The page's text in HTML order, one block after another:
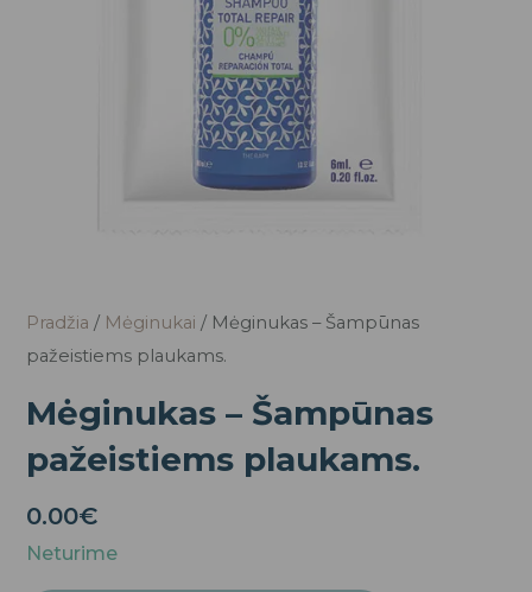
Pradžia / Mėginukai / Mėginukas – Šampūnas
pažeistiems plaukams.
Mėginukas – Šampūnas
pažeistiems plaukams.
0.00€
Neturime